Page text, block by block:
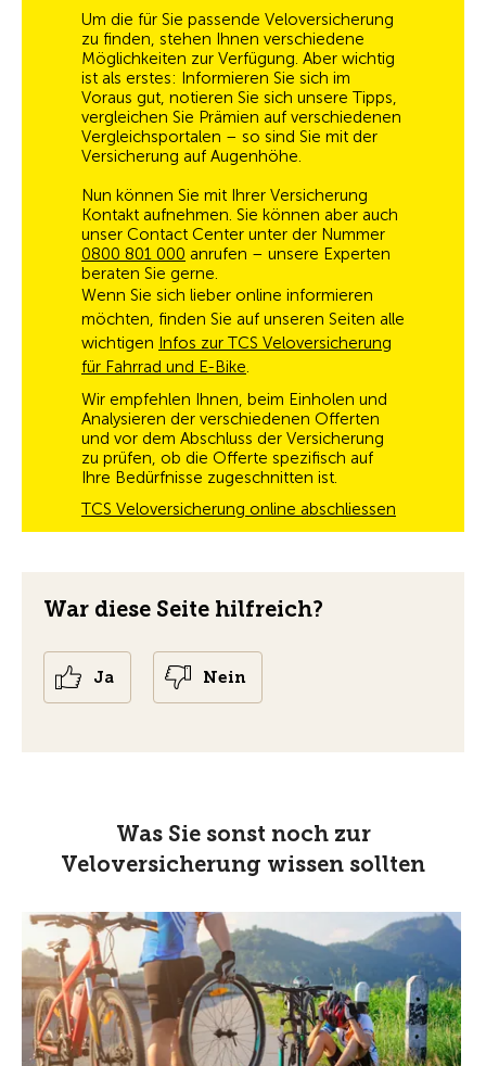
Um die für Sie passende Veloversicherung
zu finden, stehen Ihnen verschiedene
Möglichkeiten zur Verfügung. Aber wichtig
ist als erstes: Informieren Sie sich im
Voraus gut, notieren Sie sich unsere Tipps,
vergleichen Sie Prämien auf verschiedenen
Vergleichsportalen – so sind Sie mit der
Versicherung auf Augenhöhe.
Nun können Sie mit Ihrer Versicherung
Kontakt aufnehmen. Sie können aber auch
unser Contact Center unter der Nummer
0800 801 000 anrufen – unsere Experten
beraten Sie gerne.
Wenn Sie sich lieber online informieren
möchten, finden Sie auf unseren Seiten alle
wichtigen Infos zur TCS Veloversicherung
für Fahrrad und E-Bike.
Wir empfehlen Ihnen, beim Einholen und
Analysieren der verschiedenen Offerten
und vor dem Abschluss der Versicherung
zu prüfen, ob die Offerte spezifisch auf
Ihre Bedürfnisse zugeschnitten ist.
TCS Veloversicherung online abschliessen
War diese Seite hilfreich?
Ja Nein
Was Sie sonst noch zur
Veloversicherung wissen sollten